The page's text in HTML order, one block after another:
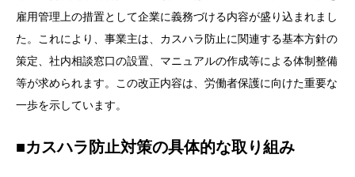
雇用管理上の措置として企業に義務づける内容が盛り込まれまし
た。これにより、事業主は、カスハラ防止に関連する基本方針の
策定、社内相談窓口の設置、マニュアルの作成等による体制整備
等が求められます。この改正内容は、労働者保護に向けた重要な
一歩を示しています。
■カスハラ防止対策の具体的な取り組み